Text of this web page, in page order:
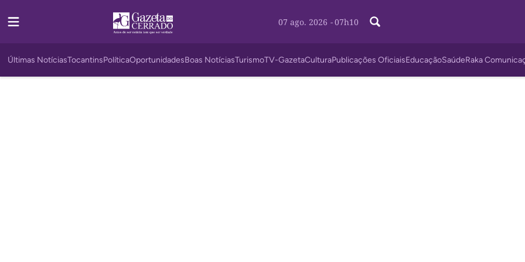
07 ago. 2026 - 07h10
Últimas NotíciasTocantinsPolíticaOportunidadesBoas NotíciasTurismoTV-GazetaCulturaPublicações OficiaisEducaçãoSaúdeRaka